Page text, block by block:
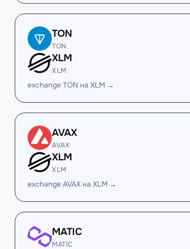
TON
TON
XLM
XLM
exchange TON на XLM →
AVAX
AVAX
XLM
XLM
exchange AVAX на XLM →
MATIC
MATIC